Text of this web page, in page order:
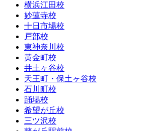
横浜江田校
妙蓮寺校
十日市場校
戸部校
東神奈川校
黄金町校
井土ヶ谷校
天王町・保土ヶ谷校
石川町校
踊場校
希望が丘校
三ツ沢校